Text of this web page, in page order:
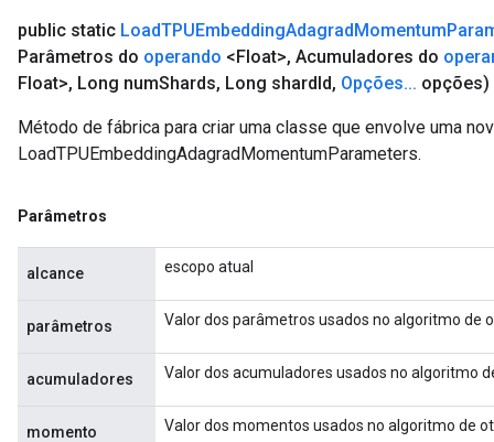
public static LoadTPUEmbeddingAdagradMomentum
Parâmetros do operando <Float>, Acumuladores do
Float>, Long numShards, Long shardId, Opções... opções)
Método de fábrica para criar uma classe que envolve uma
LoadTPUEmbeddingAdagradMomentumParameters.
Parâmetros
alcance escopo atual
parâmetros Valor dos parâmetros usados ​​no algoritmo de
acumuladores Valor dos acumuladores usados ​​no algoritmo
momento Valor dos momentos usados ​​no algoritmo de